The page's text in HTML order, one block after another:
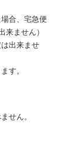
合、宅急便
来ません）
出来ませ
す。
せん。